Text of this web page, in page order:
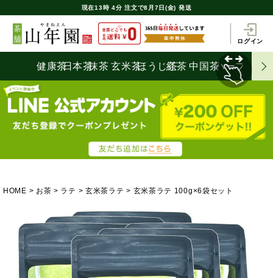
現在13時 4分 注文で8月7日(金) 発送
ログイン
健康茶日本茶抹茶 玄米茶ほうじ茶
紅茶 中国茶ハーブティ
HOME お茶 ラテ 玄米茶ラテ 玄米茶ラテ 100g×6袋セット